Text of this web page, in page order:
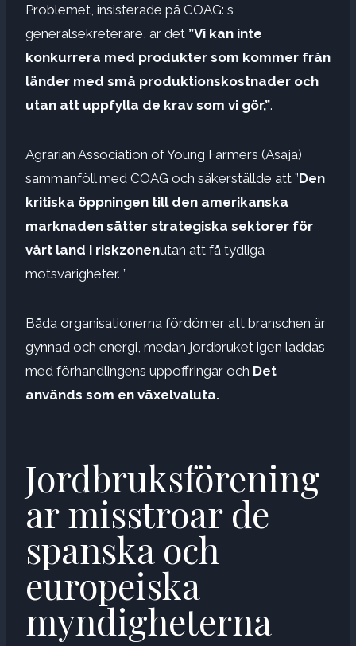
Problemet, insisterade på COAG: s
generalsekreterare, är det ”Vi kan inte
konkurrera med produkter som kommer från
länder med små produktionskostnader och
utan att uppfylla de krav som vi gör,”.
Agrarian Association of Young Farmers (Asaja)
sammanföll med COAG och säkerställde att ”Den
kritiska öppningen till den amerikanska
marknaden sätter strategiska sektorer för
vårt land i riskzonenutan att få tydliga
motsvarigheter. ”
Båda organisationerna fördömer att branschen är
gynnad och energi, medan jordbruket igen laddas
med förhandlingens uppoffringar och Det
används som en växelvaluta.
Jordbruksförening
ar misstroar de
spanska och
europeiska
myndigheterna